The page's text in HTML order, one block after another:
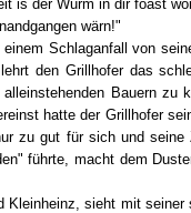
is der Wurm in dir foast
wärn!"
Schlaganfall von
den Grillhofer das
Bauern zu
hatte der Grillhofer
zu gut für sich und
führte, macht dem
Kleinheinz, sieht mit